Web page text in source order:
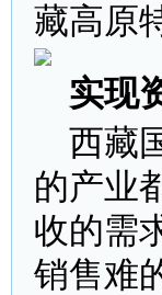
藏高原
实现
西藏
的产业
收的需
销售难